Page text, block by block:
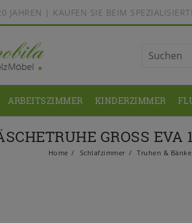
JAHREN | KAUFEN SIE BEIM
ARBEITSZIMMER KINDERZIMMER
GROSS EVA
Home Schlafzimmer Truhen & Bänke